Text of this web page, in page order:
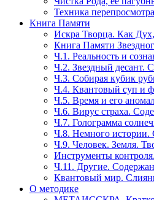
Техника
Книга Памяти
Искра Творца. Как
Книга Памяти
Ч.1. Реальность и
Ч.2. Звездный десант.
Ч.3. Собирая кубик
Ч.4. Квантовый суп и
Ч.5. Время и его
Ч.6. Вирус страха.
Ч.7. Голограмма
Ч.8. Немного истории.
Ч.9. Человек. Земля.
Инструменты
Ч.11. Другие.
Квантовый мир.
О методике